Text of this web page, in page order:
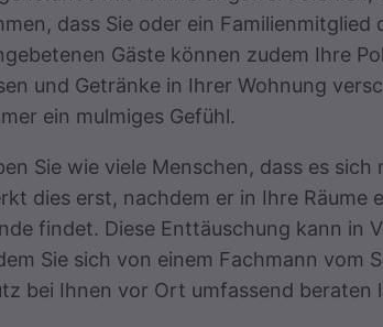
dass Sie oder ein
Gäste können zudem Ihre
und Getränke in Ihrer Wohnung
ein mulmiges Gefühl.
Sie wie viele Menschen, dass es
dies erst, nachdem er in Ihre Räume
findet. Diese Enttäuschung kann in
Sie sich von einem Fachmann vom
bei Ihnen vor Ort umfassend beraten